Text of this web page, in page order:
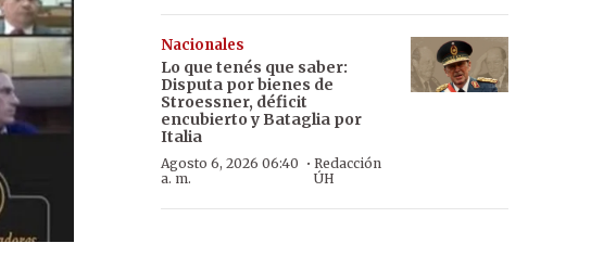
Nacionales
Lo que tenés que saber:
Disputa por bienes de
Stroessner, déficit
encubierto y Bataglia por
Italia
Agosto 6, 2026 06:40
a. m.
· Redacción
ÚH